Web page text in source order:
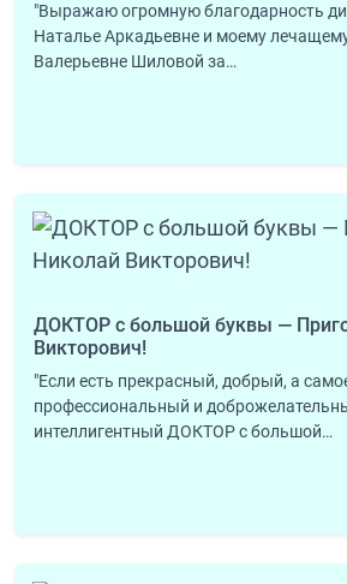
"Выражаю огромную благодарность
Наталье Аркадьевне и моему
Валерьевне Шиловой за…
ДОКТОР с большой буквы —
Викторович!
"Если есть прекрасный, добрый, а
профессиональный и
интеллигентный ДОКТОР с большой…